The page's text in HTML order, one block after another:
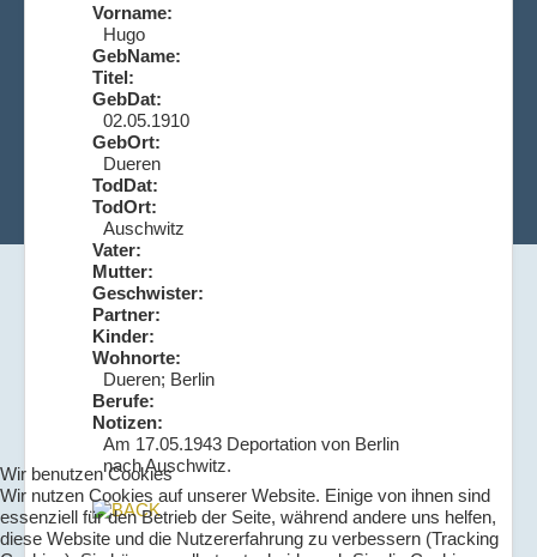
Vorname:
Hugo
GebName:
Titel:
GebDat:
02.05.1910
GebOrt:
Dueren
TodDat:
TodOrt:
Auschwitz
Vater:
Mutter:
Geschwister:
Partner:
Kinder:
Wohnorte:
Dueren; Berlin
Berufe:
Notizen:
Am 17.05.1943 Deportation von Berlin
nach Auschwitz.
Wir benutzen Cookies
Wir nutzen Cookies auf unserer Website. Einige von ihnen sind
essenziell für den Betrieb der Seite, während andere uns helfen,
diese Website und die Nutzererfahrung zu verbessern (Tracking